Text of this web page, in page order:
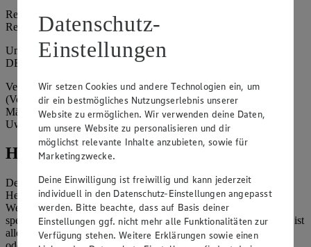
Registergericht: Amtsgericht Freiburg i.B.
Registernummer: HRA 707629
Umsatzsteuer-Identifikationsnummer gem. § 27a UStG:
DE815916131
Vertretungsberechtigte: Rainer Huber (Sprecher)
(Vorstandsmitglied), Klaus Fickert (Vorstandsmitglied), Jürgen
Mäder (Vorstandsmitglied), Patrick Mogck (Vorstandsmitglied),
Uwe Kohler
Hinweise
Der Inhalt dieser Website ist urheberrechtlich geschützt. Der
Herausgeber gewährt Ihnen jedoch das Recht, den auf dieser
Website bereitgestellten Text ganz oder ausschnittsweise zu
speichern und zu vervielfältigen. Aus Gründen des Urheberrechts ist
allerdings die Speicherung und Vervielfältigung von Bildmaterial
Datenschutz-
Einstellungen
Wir setzen Cookies und andere Technologien ein, um
dir ein bestmögliches Nutzungserlebnis unserer
Website zu ermöglichen. Wir verwenden deine Daten,
um unsere Website zu personalisieren und dir
möglichst relevante Inhalte anzubieten, sowie für
Marketingzwecke.
Deine Einwilligung ist freiwillig und kann jederzeit
individuell in den Datenschutz-Einstellungen angepasst
werden. Bitte beachte, dass auf Basis deiner
Einstellungen ggf. nicht mehr alle Funktionalitäten zur
Verfügung stehen. Weitere Erklärungen sowie einen